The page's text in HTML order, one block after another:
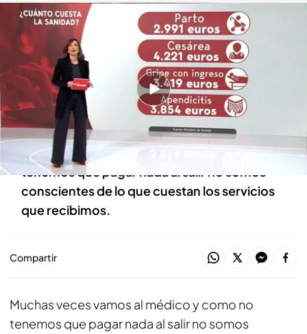
El coste de la sanidad pública ha sido publicada por la Osakidetza
Redacción digital Noticias Cuatro
09 ENE 2026 - 17:08h.
El coste de la sanidad pública ha sido publicada
por la Osakidetza
Muchas veces vamos al médico y como no
tenemos que pagar nada al salir no somos
conscientes de lo que cuestan los servicios
que recibimos.
Compartir
Muchas veces vamos al médico y como no
tenemos que pagar nada al salir no somos